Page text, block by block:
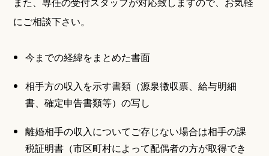
にご相談下さい。
今までの経緯をまとめた書面
相手方の収入を示す書類（源泉徴収票、給与明細
書、確定申告書類等）の写し
離婚相手の収入についてご存じない場合は相手の課
税証明書（市区町村によって配偶者の方が取得でき